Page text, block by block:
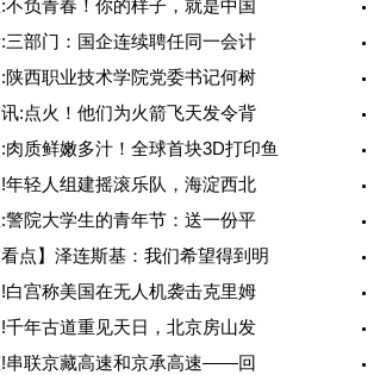
不负青春！你的样子，就是中国
三部门：国企连续聘任同一会计
陕西职业技术学院党委书记何树
:点火！他们为火箭飞天发令背
肉质鲜嫩多汁！全球首块3D打印鱼
年轻人组建摇滚乐队，海淀西北
警院大学生的青年节：送一份平
看点】泽连斯基：我们希望得到明
白宫称美国在无人机袭击克里姆
千年古道重见天日，北京房山发
串联京藏高速和京承高速——回